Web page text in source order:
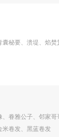
秘要、溃堤、焰焚
眷雅公子、邻家
米卷发、黑蓝卷发